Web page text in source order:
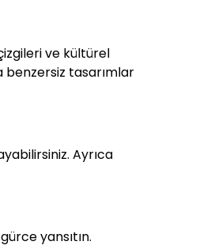
ve kültürel
benzersiz tasarımlar
Ayrıca
yansıtın.